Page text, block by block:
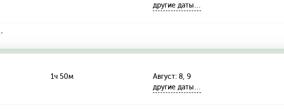
другие даты…
1ч 50м
Август: 8, 9
другие даты…